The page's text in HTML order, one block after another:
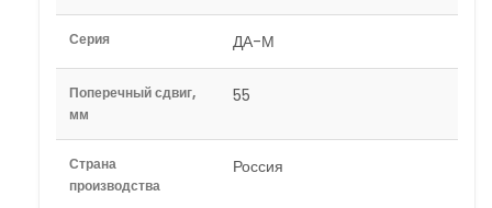
Серия ДА-М
Поперечный сдвиг,
мм
55
Страна
производства
Россия